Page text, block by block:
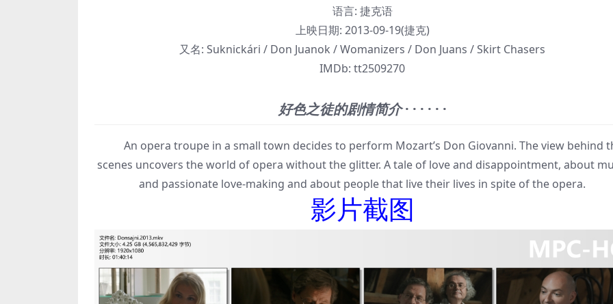
语言: 捷克语
上映日期: 2013-09-19(捷克)
又名: Suknickári / Don Juanok / Womanizers / Don Juans / Skirt Chasers
IMDb: tt2509270
好色之徒的剧情简介· · · · · ·
An opera troupe in a small town decides to perform Mozart’s Don Giovanni. The view behind
scenes uncovers the world of opera without the glitter. A tale of love and disappointment, about
and passionate love-making and about people that live their lives in spite of the opera.
影片截图